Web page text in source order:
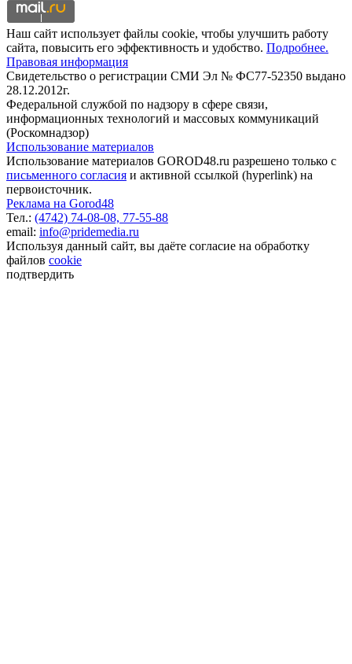
Наш сайт использует файлы cookie, чтобы улучшить работу
сайта, повысить его эффективность и удобство. Подробнее.
Правовая информация
Свидетельство о регистрации СМИ Эл № ФС77-52350 выдано
28.12.2012г.
Федеральной службой по надзору в сфере связи,
информационных технологий и массовых коммуникаций
(Роскомнадзор)
Использование материалов
Использование материалов GOROD48.ru разрешено только с
письменного согласия и активной ссылкой (hyperlink) на
первоисточник.
Реклама на Gorod48
Тел.: (4742) 74-08-08, 77-55-88
email: info@pridemedia.ru
Используя данный сайт, вы даёте согласие на обработку
файлов cookie
подтвердить